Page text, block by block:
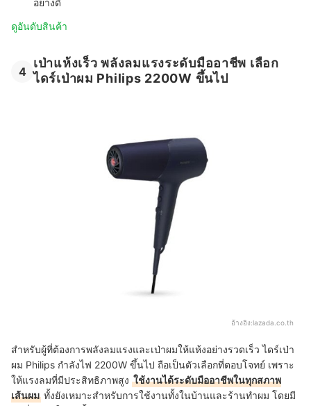
ดูอันดับสินค้า
4
เป่าแห้งเร็ว พลังลมแรงระดับมืออาชีพ เลือก
ไดร์เป่าผม Philips 2200W ขึ้นไป
อ้างอิง:lazada.co.th
สำหรับผู้ที่ต้องการพลังลมแรงและเป่าผมให้แห้งอย่างรวดเร็ว ไดร์เป่า
ผม Philips กำลังไฟ 2200W ขึ้นไป ถือเป็นตัวเลือกที่ตอบโจทย์ เพราะ
ให้แรงลมที่มีประสิทธิภาพสูง ใช้งานได้ระดับมืออาชีพในทุกสภาพ
เส้นผม ทั้งยังเหมาะสำหรับการใช้งานทั้งในบ้านและร้านทำผม โดยมี